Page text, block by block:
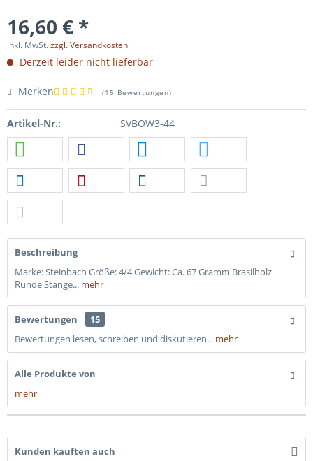
16,60 € *
inkl. MwSt.zzgl. Versandkosten
Derzeit leider nicht lieferbar
Merken (15 Bewertungen)
Artikel-Nr.: SVBOW3-44
Beschreibung
Marke: Steinbach Größe: 4/4 Gewicht: Ca. 67 Gramm Brasilholz
Runde Stange... mehr
Bewertungen
15
Bewertungen lesen, schreiben und diskutieren... mehr
Alle Produkte von
mehr
Kunden kauften auch